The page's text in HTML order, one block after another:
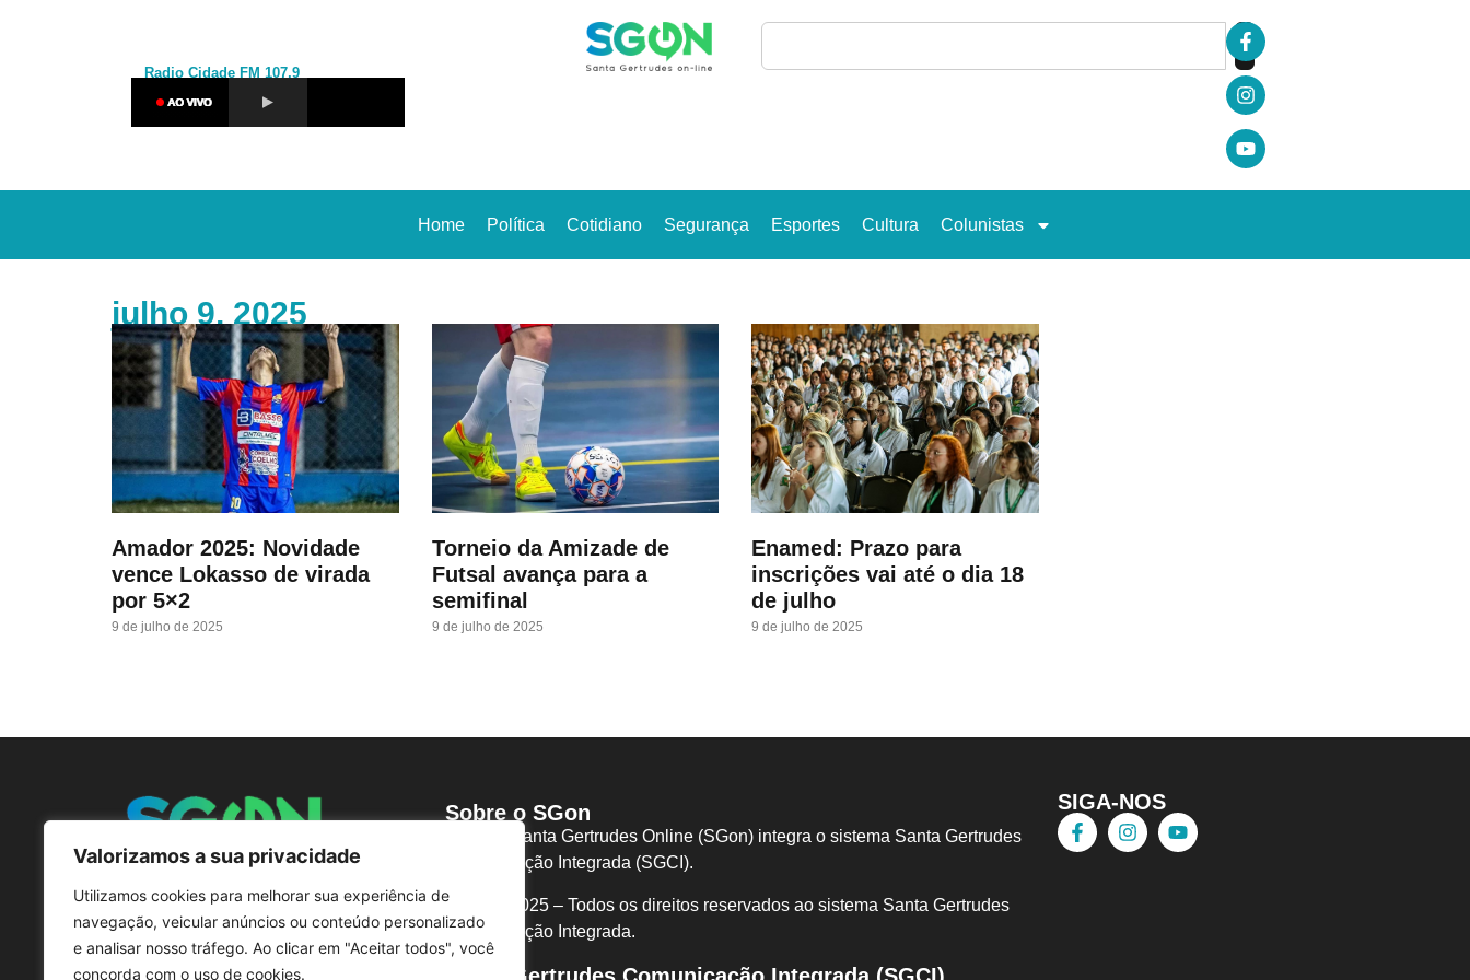
Valorizamos a sua privacidade
Utilizamos cookies para melhorar sua experiência de
navegação, veicular anúncios ou conteúdo personalizado
e analisar nosso tráfego. Ao clicar em "Aceitar todos", você
concorda com o uso de cookies.
Radio Cidade FM 107,9
Home Política Cotidiano Segurança Esportes Cultura Colunistas
julho 9, 2025
Amador 2025: Novidade
vence Lokasso de virada
por 5×2
9 de julho de 2025
Torneio da Amizade de
Futsal avança para a
semifinal
9 de julho de 2025
Enamed: Prazo para
inscrições vai até o dia 18
de julho
9 de julho de 2025
Sobre o SGon
O portal Santa Gertrudes Online (SGon) integra o sistema Santa Gertrudes
Comunicação Integrada (SGCI).
© SGCI/2025 – Todos os direitos reservados ao sistema Santa Gertrudes
Comunicação I ntegrada.
SIGA-NOS